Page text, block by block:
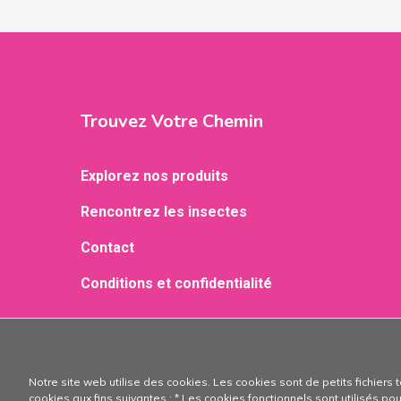
Trouvez Votre Chemin
Explorez nos produits
Rencontrez les insectes
Contact
Conditions et confidentialité
Notre site web utilise des cookies. Les cookies sont de petits
cookies aux fins suivantes : * Les cookies fonctionnels sont utilisés